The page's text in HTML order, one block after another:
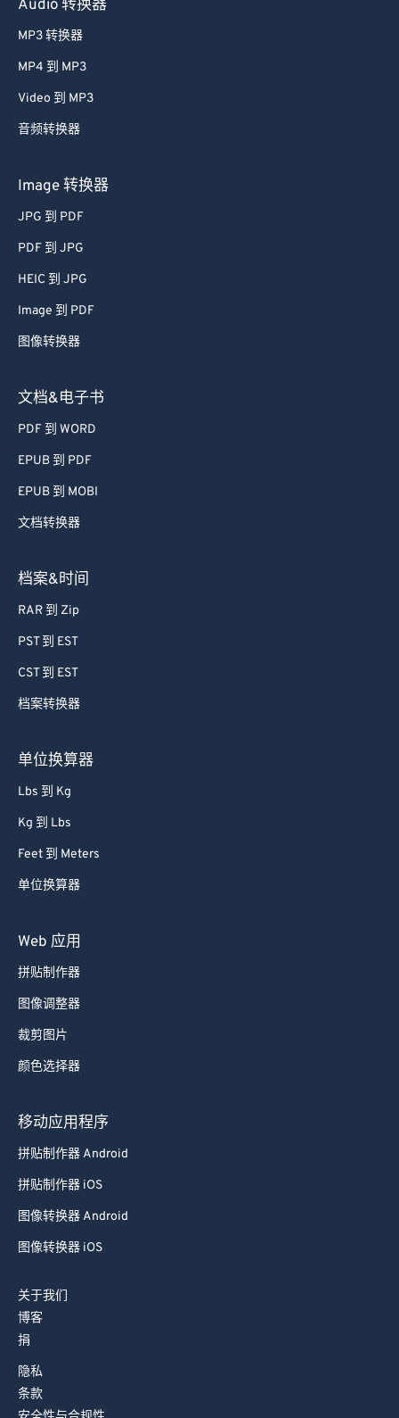
Audio 转换器
MP3 转换器
MP4 到 MP3
Video 到 MP3
音频转换器
Image 转换器
JPG 到 PDF
PDF 到 JPG
HEIC 到 JPG
Image 到 PDF
图像转换器
文档&电子书
PDF 到 WORD
EPUB 到 PDF
EPUB 到 MOBI
文档转换器
档案&时间
RAR 到 Zip
PST 到 EST
CST 到 EST
档案转换器
单位换算器
Lbs 到 Kg
Kg 到 Lbs
Feet 到 Meters
单位换算器
Web 应用
拼贴制作器
图像调整器
裁剪图片
颜色选择器
移动应用程序
拼贴制作器 Android
拼贴制作器 iOS
图像转换器 Android
图像转换器 iOS
关于我们
博客
捐
隐私
条款